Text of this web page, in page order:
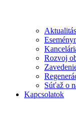
Rozvoj
Súťaž o
Kapcsolatok